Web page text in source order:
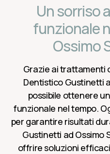
Un sorriso
funzionale
Ossimo
Grazie ai trattamenti
Dentistico Gustinetti
possibile ottenere
funzionale nel tempo.
per garantire risultati
Gustinetti ad Ossimo
offrire soluzioni